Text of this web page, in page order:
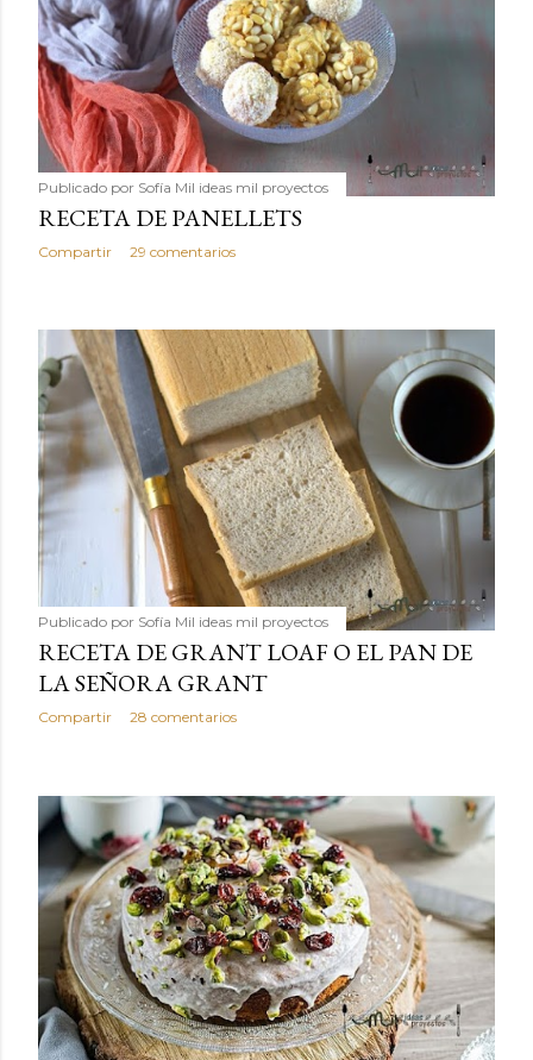
Publicado por Sofía Mil ideas mil proyectos
RECETA DE PANELLETS
Compartir 29 comentarios
Publicado por Sofía Mil ideas mil proyectos
RECETA DE GRANT LOAF O EL PAN DE
LA SEÑORA GRANT
Compartir 28 comentarios